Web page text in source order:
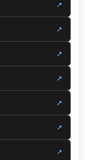
↗
↗
↗
↗
↗
↗
↗